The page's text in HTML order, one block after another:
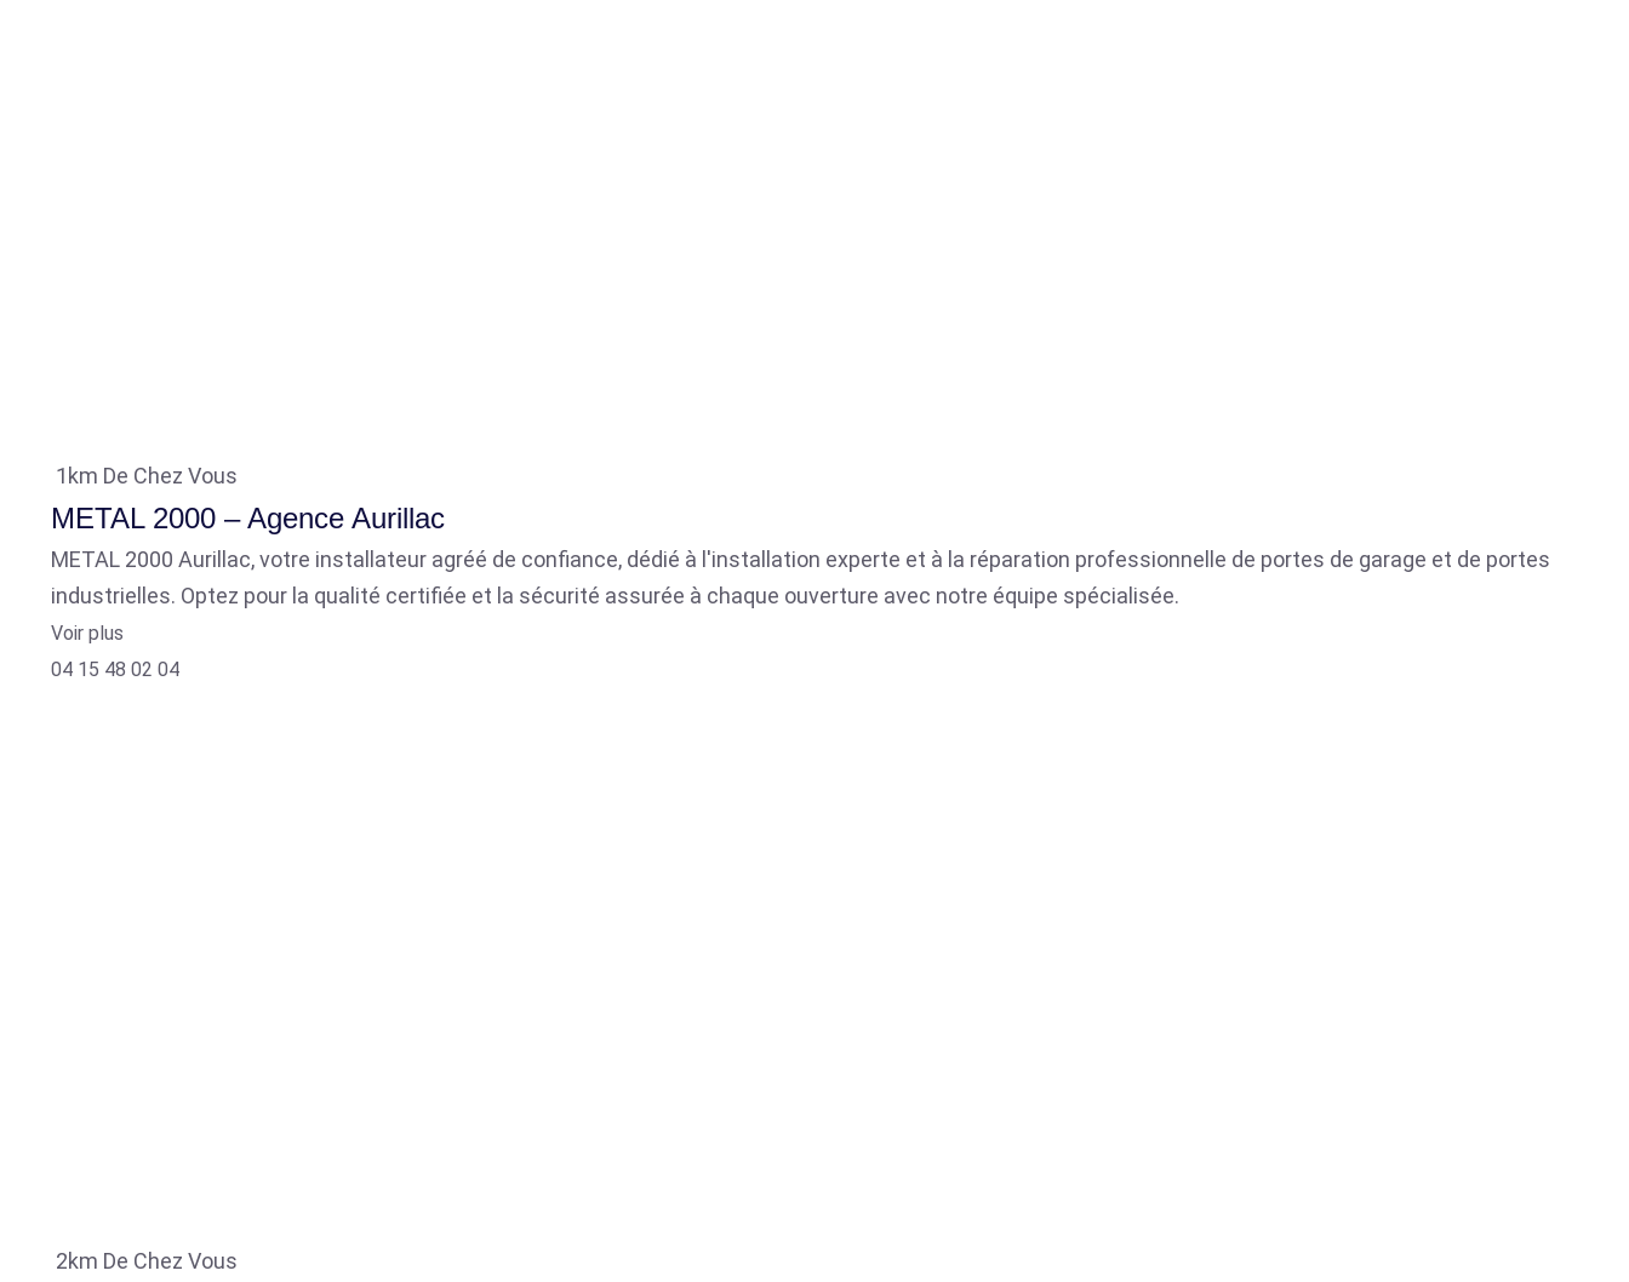
1km De Chez Vous
METAL 2000 – Agence Aurillac
METAL 2000 Aurillac, votre installateur agréé de confiance, dédié à l'installation experte et à la réparation professionnelle de portes de garage et de portes
industrielles. Optez pour la qualité certifiée et la sécurité assurée à chaque ouverture avec notre équipe spécialisée.
Voir plus
04 15 48 02 04
2km De Chez Vous